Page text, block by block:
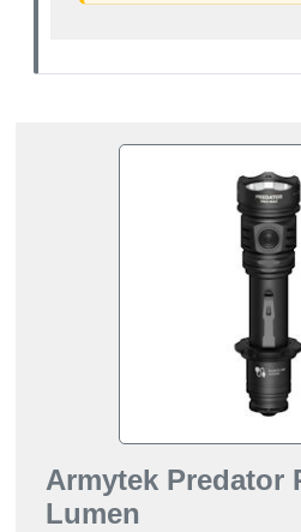
Armytek Predator
Lumen